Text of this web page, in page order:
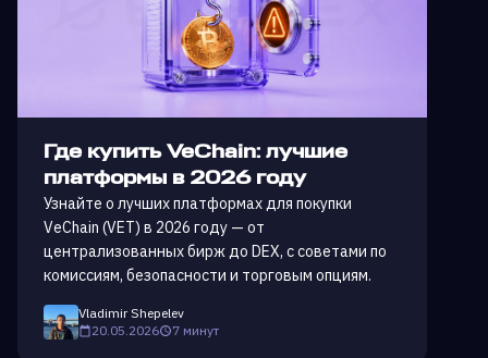
Где купить VeChain: лучшие
платформы в 2026 году
Узнайте о лучших платформах для покупки
VeChain (VET) в 2026 году — от
централизованных бирж до DEX, с советами по
комиссиям, безопасности и торговым опциям.
Vladimir Shepelev
20.05.2026
7 минут